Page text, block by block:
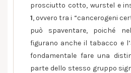
prosciutto cotto, wurstel e
1, ovvero tra i “cancerogeni
può spaventare, poiché
figurano anche il tabacco e
fondamentale fare una
parte dello stesso gruppo